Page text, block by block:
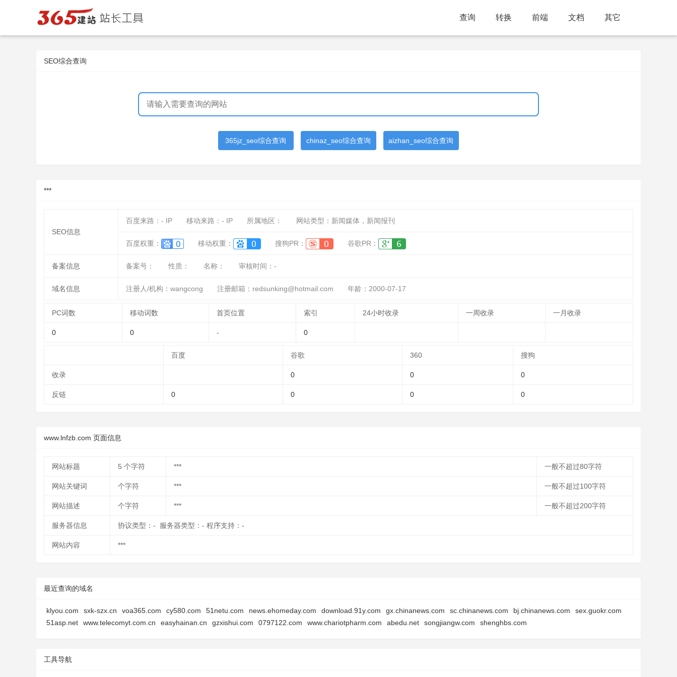
查询 转换 前端 文档 其它
SEO综合查询
365jz_seo综合查询 chinaz_seo综合查询 aizhan_seo综合查询
***
SEO信息
百度来路： - IP 移动来路： - IP 所属地区： 网站类型：新闻媒体，新闻报刊
百度权重： 移动权重： 搜狗PR： 谷歌PR：
备案信息 备案号： 性质： 名称： 审核时间： -
域名信息 注册人/机构：wangcong 注册邮箱：redsunking@hotmail.com 年龄：2000-07-17
PC词数 移动词数 首页位置 索引 24小时收录 一周收录 一月收录
0 0 - 0
百度 谷歌 360 搜狗
收录 0 0 0
反链 0 0 0 0
www.lnfzb.com 页面信息
网站标题 5 个字符 *** 一般不超过80字符
网站关键词 个字符 *** 一般不超过100字符
网站描述 个字符 *** 一般不超过200字符
服务器信息 协议类型：- 服务器类型：- 程序支持：-
网站内容 ***
最近查询的域名
klyou.com sxk-szx.cn voa365.com cy580.com 51netu.com news.ehomeday.com download.91y.com gx.chinanews.com sc.chinanews.com bj.chinanews.com
sex.guokr.com
51asp.net
www.telecomyt.com.cn easyhainan.cn gzxishui.com 0797122.com www.chariotpharm.com abedu.net songjiangw.com shenghbs.com
工具导航